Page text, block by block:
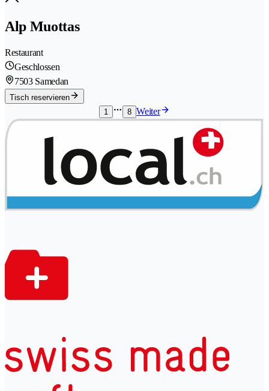
Alp Muottas
Restaurant
Geschlossen
7503 Samedan
Tisch reservieren
1
8 Weiter